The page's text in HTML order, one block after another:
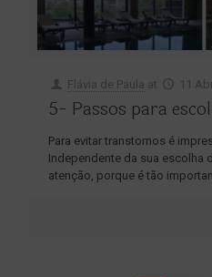
Flávia de Paula at 11
5- Passos para
Para evitar transtornos é
Independente da sua escolha
atenção, porque é tão